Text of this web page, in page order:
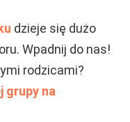
dzieje się dużo
Wpadnij do nas!
rodzicami?
grupy na